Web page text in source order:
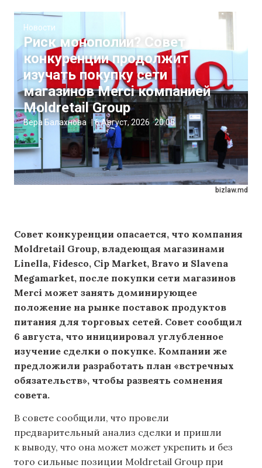
bizlaw.md
Новости
Риск монополии? Совет
конкуренции продолжит
изучать покупку сети
магазинов Merci компанией
Moldretail Group
Вера Балахнова | 6 Август, 2026 20:08
Совет конкуренции опасается, что компания
Moldretail Group, владеющая магазинами
Linella, Fidesco, Cip Market, Bravo и Slavena
Megamarket, после покупки сети магазинов
Merci может занять доминирующее
положение на рынке поставок продуктов
питания для торговых сетей. Совет сообщил
6 августа, что инициировал углубленное
изучение сделки о покупке. Компании же
предложили разработать план «встречных
обязательств», чтобы развеять сомнения
совета.
В совете сообщили, что провели
предварительный анализ сделки и пришли
к выводу, что она может может укрепить и без
того сильные позиции Moldretail Group при